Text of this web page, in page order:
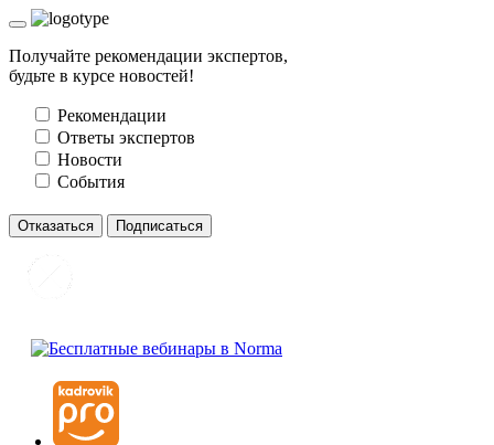
Получайте рекомендации экспертов,
будьте в курсе новостей!
Рекомендации
Ответы экспертов
Новости
События
Отказаться Подписаться